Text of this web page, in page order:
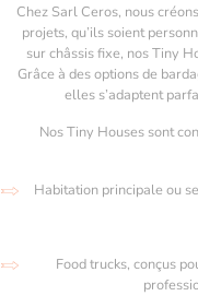
Chez Sarl Ceros, nous
projets, qu’ils soient
sur châssis fixe, nos Tiny
Grâce à des options de
elles s’adaptent
Nos Tiny Houses sont
Habitation principale ou
Food trucks, conçus